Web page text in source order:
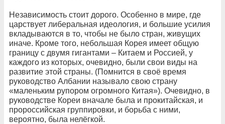
Независимость стоит дорого. Особенно в мире, где
царствует либеральная идеология, и большие усилия
вкладываются в то, чтобы не было стран, живущих
иначе. Кроме того, небольшая Корея имеет общую
границу с двумя гигантами – Китаем и Россией, у
каждого из которых, очевидно, были свои виды на
развитие этой страны. (Помнится в своё время
руководство Албании называло свою страну
«маленьким рупором огромного Китая»). Очевидно, в
руководстве Кореи вначале была и прокитайская, и
пророссийская группировки, и борьба с ними,
вероятно, была нелёгкой.